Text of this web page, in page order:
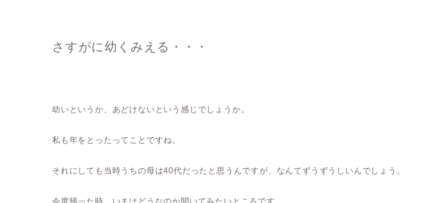
さすがに幼くみえる・・・
幼いというか、あどけないという感じでしょうか。
私も年をとったってことですね。
それにしても当時うちの母は40代だったと思うんですが、なんてずうずうしいんでしょう。
今度帰った時、いまはどうなのか聞いてみたいところです。